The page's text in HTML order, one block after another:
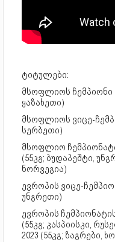
ტიტულები:
მსოფლიოს ჩემპიონი
ყაზახეთი)
მსოფლიოს ვიცე-
სერბეთი)
მსოფლიო
(55კგ; ბუდაპეშტი,
ნორვეგია)
ევროპის ვიცე-
უნგრეთი)
ევროპის
(55კგ; კასპიისკი,
2023 (55კგ; ზაგრები,